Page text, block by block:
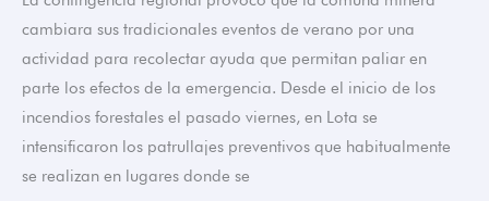
cambiara sus tradicionales eventos de verano por una
actividad para recolectar ayuda que permitan paliar en
parte los efectos de la emergencia. Desde el inicio de los
incendios forestales el pasado viernes, en Lota se
intensificaron los patrullajes preventivos que habitualmente
se realizan en lugares donde se